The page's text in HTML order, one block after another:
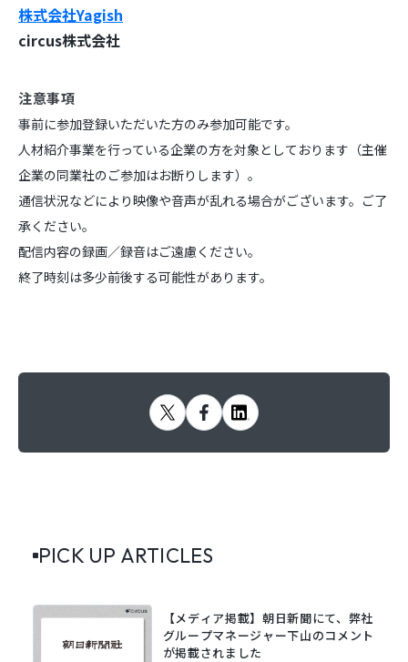
株式会社Yagish
circus株式会社
注意事項
事前に参加登録いただいた方のみ参加可能です。
人材紹介事業を行っている企業の方を対象としております（主催
企業の同業社のご参加はお断りします）。
通信状況などにより映像や音声が乱れる場合がございます。ご了
承ください。
配信内容の録画／録音はご遠慮ください。
終了時刻は多少前後する可能性があります。
PICK UP ARTICLES
【メディア掲載】朝日新聞にて、弊社
グループマネージャー下山のコメント
が掲載されました